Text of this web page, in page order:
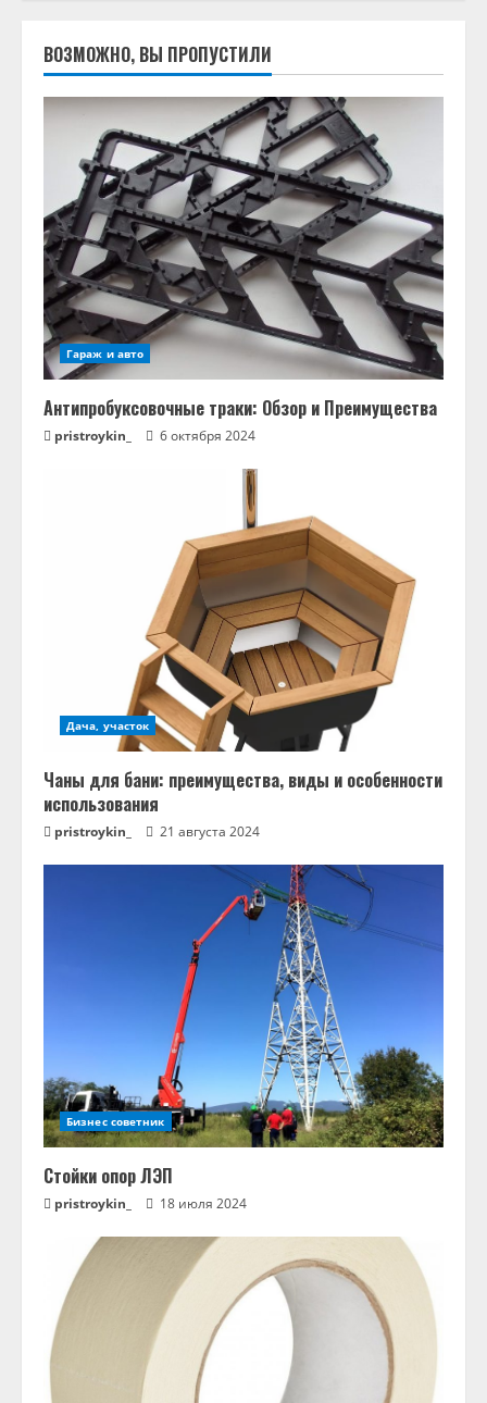
ВОЗМОЖНО, ВЫ ПРОПУСТИЛИ
Гараж и авто
Антипробуксовочные траки: Обзор и Преимущества
pristroykin_ 6 октября 2024
Дача, участок
Чаны для бани: преимущества, виды и особенности
использования
pristroykin_ 21 августа 2024
Бизнес советник
Стойки опор ЛЭП
pristroykin_ 18 июля 2024